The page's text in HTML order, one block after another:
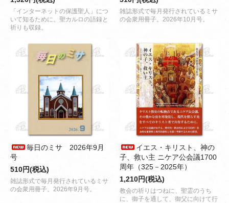
「インターネットの保護聖人」につ
いて知るために。聖カルロの語録と
祈りも収録。
雑誌形式で毎月発行されているミサ
の会衆用冊子。2026年10月号。
毎日のミサ 2026年9月
号
510円(税込)
雑誌形式で毎月発行されているミサ
の会衆用冊子。2026年9月号。
イエス・キリスト、神の
子、救い主 ニケア公会議1700
周年（325－2025年）
1,210円(税込)
教会の祈りはつねに、聖霊のうち
に、御子を通して、御父に向けて行